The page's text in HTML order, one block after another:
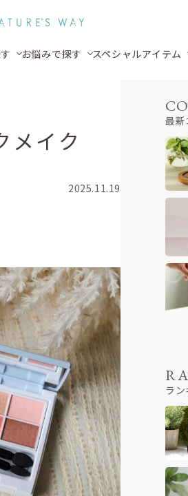
お悩みで探す スペシャルアイテム
メイク
2025.11.19
最新
ラ